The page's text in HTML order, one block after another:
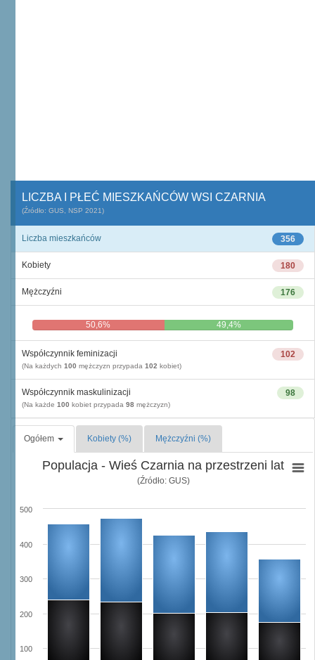
LICZBA I PŁEĆ MIESZKAŃCÓW WSI CZARNIA
(Źródło: GUS, NSP 2021)
356
Liczba mieszkańców
180
Kobiety
176
Mężczyźni
50,6% 49,4%
102
Współczynnik feminizacji
(Na każdych 100 mężczyzn przypada 102 kobiet)
98
Współczynnik maskulinizacji
(Na każde 100 kobiet przypada 98 mężczyzn)
Ogółem Kobiety (%) Mężczyźni (%)
Populacja - Wieś Czarnia na przestrzeni lat
(Źródło: GUS)
100
200
300
400
500